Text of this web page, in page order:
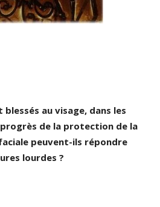
au visage, dans les
de la protection de la
peuvent-ils répondre
lourdes ?